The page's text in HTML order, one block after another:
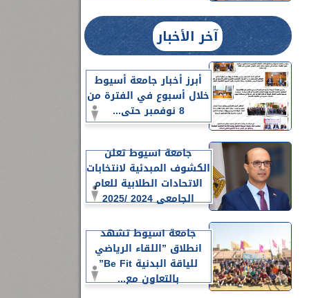
آخر الأخبار
أبرز أخبار جامعة أسيوط
خلال أسبوع في الفترة من
8 نوفمبر حتى...
جامعة أسيوط تعلن
الكشوف المبدئية لانتخابات
الاتحادات الطلابية للعام
الجامعي 2024 /2025
جامعة أسيوط تشهد
انطلاق ”اللقاء الرياضي
للياقة البدنية Be Fit”
بالتعاون مع...